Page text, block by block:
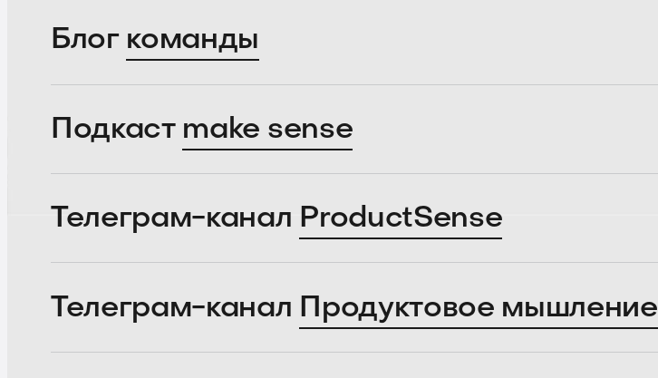
Блог команды
Подкаст make sense
Телеграм-канал ProductSense
Телеграм-канал Продуктовое мышление